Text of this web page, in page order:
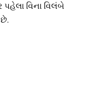
વિના વિલંબે